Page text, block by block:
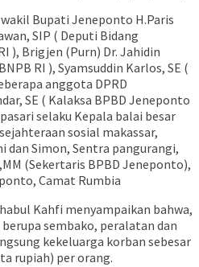
Bupati Jeneponto H.Paris
SIP ( Deputi Bidang
), Brigjen (Purn) Dr. Jahidin
RI ), Syamsuddin Karlos, SE (
anggota DPRD
SE ( Kalaksa BPBD Jeneponto
selaku Kepala balai besar
sosial makassar,
dan Simon, Sentra pangurangi,
(Sekertaris BPBD Jeneponto),
Camat Rumbia
Kahfi menyampaikan bahwa,
sembako, peralatan dan
kekeluarga korban sebesar
rupiah) per orang.